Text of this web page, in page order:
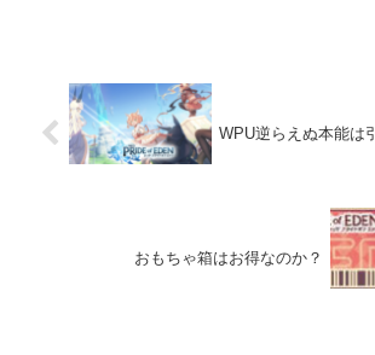
WPU逆らえぬ本能は
おもちゃ箱はお得なのか？